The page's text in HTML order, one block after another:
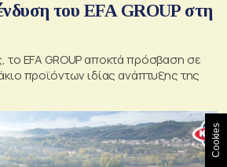
του EFA GROUP στη
EFA GROUP αποκτά πρόσβαση σε
προϊόντων ιδίας ανάπτυξης της
Cookies